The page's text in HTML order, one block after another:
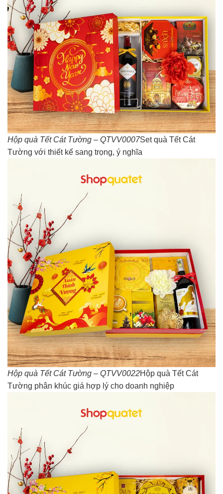
Hộp quà Tết Cát Tường – QTVV0007Set quà Tết Cát
Tường với thiết kế sang trọng, ý nghĩa
Hộp quà Tết Cát Tường – QTVV0022Hộp quà Tết Cát
Tường phân khúc giá hợp lý cho doanh nghiệp